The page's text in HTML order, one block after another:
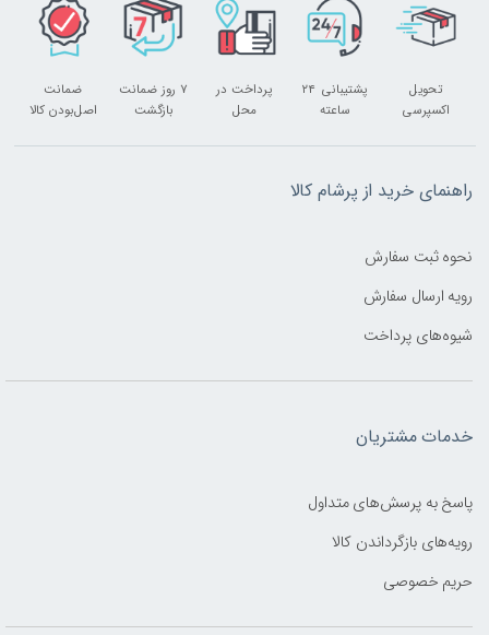
تحویل
اکسپرسی
پشتیبانی ۲۴
ساعته
پرداخت در
محل
۷ روز ضمانت
بازگشت
ضمانت
اصل‌بودن کالا
راهنمای خرید از پرشام کالا
نحوه ثبت سفارش
رویه ارسال سفارش
شیوه‌های پرداخت
خدمات مشتریان
پاسخ به پرسش‌های متداول
رویه‌های بازگرداندن کالا
حریم خصوصی